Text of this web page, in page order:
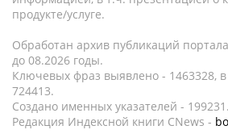
продукте/услуге.
Обработан архив публикаций
до 08.2026 годы.
Ключевых фраз выявлено - 1463328,
724413.
Создано именных указателей - 199231.
Редакция Индексной книги CNews -